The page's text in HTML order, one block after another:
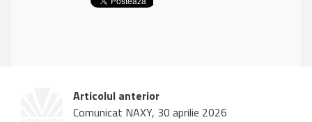
Articolul anterior
Comunicat NAXY, 30 aprilie 2026